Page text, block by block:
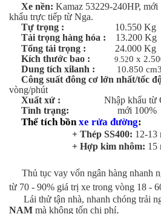
Xe nền: Kamaz 53229-240HP,
khẩu trực tiếp từ Nga.
Tự trọng : 10.550 Kg
Tải trọng hàng hóa : 13.200 Kg
Tổng tải trọng : 24.000 Kg
Kích thước bao :
9.520 x
Dung tích xilanh : 10.850 cm3
Công suất đông cơ lớn nhất/tốc
vòng/phút
Xuất xứ : Nhập khẩu từ
Tình trạng: mới 100%
Thể tích bồnxe rửa đường:
+ Thép SS400: 12-13
+ Hợp kim nhôm: 15
Thủ tục vay vốn ngân hàng nhanh
từ 70 - 90% giá trị xe trong vòng 18 -
Lái thử tận nhà, nhanh chóng trải
NAM mà không tốn chi phí.